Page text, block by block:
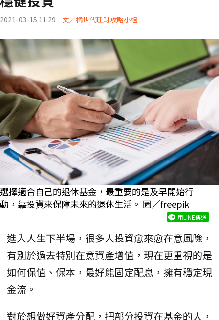
2021-03-15 11:29 文／橘世代理財攻略小組
選擇適合自己的退休基金，最重要的是及早開始行
動，靠投資來保障未來的退休生活。 圖／freepik
用LINE傳送
進入人生下半場，很多人投資愈來愈在意風險，
有別於過去特別在意資產增值，現在更重視的是
如何保值、保本，最好能固定配息，擁有穩定現
金流。
對於想做好資產分配，把部分投資在基金的人，